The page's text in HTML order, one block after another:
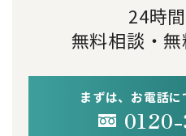
24時
無料相談・
まずは、お電話